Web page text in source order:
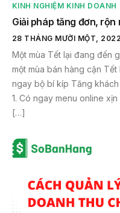
KINH NGHIỆM KINH DOANH
Giải pháp tăng đơn, rộn
28 THÁNG MƯỜI MỘT, 2022
Một mùa Tết lại đang đến
một mùa bán hàng cận
ngay bộ bí kíp Tăng
1. Có ngay menu online
[…]